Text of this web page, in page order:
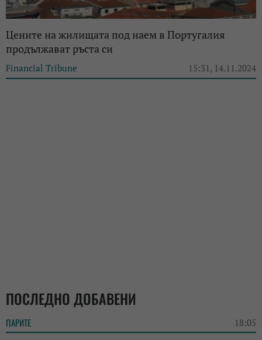
Цените на жилищата под наем в Португалия
продължават ръста си
Financial Tribune 15:31, 14.11.2024
ПОСЛЕДНО ДОБАВЕНИ
ПАРИТЕ 18:05